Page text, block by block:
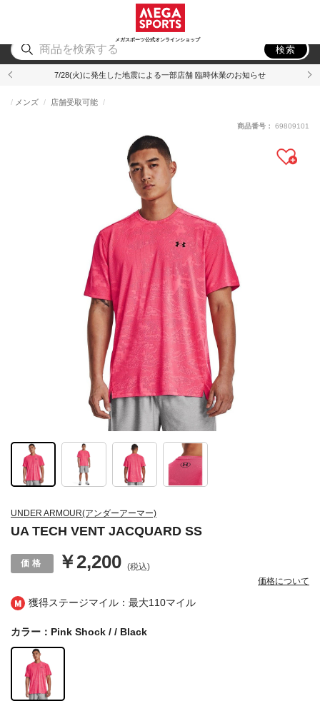
メガスポーツ公式オンラインショップ
アウトドア
検索
7/28(火)に発生した地震による一部店舗 臨時休業のお知らせ
獲得ステージマイル：最大110マイル
UNDER ARMOUR(アンダーアーマー)
UA TECH VENT JACQUARD SS
メンズ 店舗受取可能
￥2,200 (税込)
価格について
商品番号： 69809101
カラー：Pink Shock / / Black